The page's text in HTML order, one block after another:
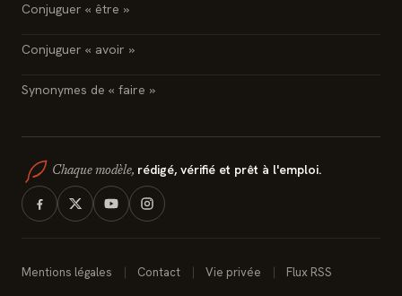
Conjuguer « être »
Conjuguer « avoir »
Synonymes de « faire »
Chaque modèle, rédigé, vérifié et prêt à l'emploi.
Mentions légales Contact Vie privée Flux RSS